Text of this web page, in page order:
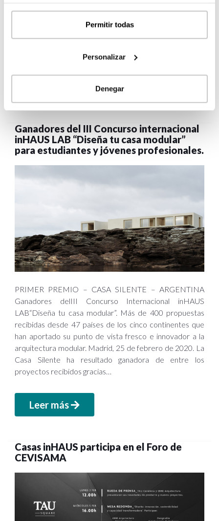
Permitir todas
Personalizar
Denegar
EVENTO Más de 400 propuestas recibidas desde 47
punto de vista fresco e innovador a la arquitectura
modular. Madrid, 25 de febrero de 2020. Como broche
Ganadores del III Concurso internacional
inHAUS LAB “Diseña tu casa modular”
para estudiantes y jóvenes profesionales.
PRIMER PREMIO – CASA SILENTE – ARGENTINA
Ganadores delIII Concurso Internacional inHAUS
LAB“Diseña tu casa modular”. Más de 400 propuestas
recibidas desde 47 países de los cinco continentes que
han aportado su punto de vista fresco e innovador a la
arquitectura modular. Madrid, 25 de febrero de 2020. La
Casa Silente ha resultado ganadora de entre los
proyectos recibidos gracias…
Leer más
Casas inHAUS participa en el Foro de
CEVISAMA